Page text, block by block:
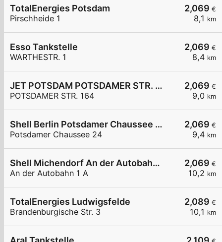
2,069 €
8,1 km
TotalEnergies Potsdam
Pirschheide 1
2,069 €
8,4 km
Esso Tankstelle
WARTHESTR. 1
2,069 €
9,0 km
JET POTSDAM POTSDAMER STR. 164
POTSDAMER STR. 164
2,069 €
9,4 km
Shell Berlin Potsdamer Chaussee 24
Potsdamer Chaussee 24
2,069 €
10,2 km
Shell Michendorf An der Autobahn 1 A
An der Autobahn 1 A
2,089 €
10,1 km
TotalEnergies Ludwigsfelde
Brandenburgische Str. 3